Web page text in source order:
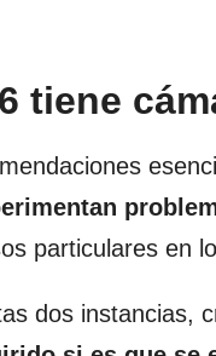
tiene
particulares en
dos instancias,